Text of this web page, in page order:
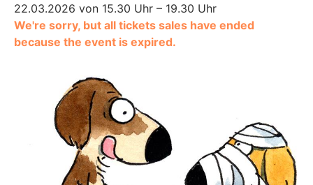
22.03.2026 von 15.30 Uhr – 19.30 Uhr
We're sorry, but all tickets sales have ended
because the event is expired.